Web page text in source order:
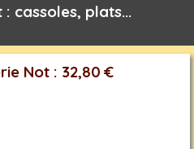
cassoles, plats...
Not : 32,80 €